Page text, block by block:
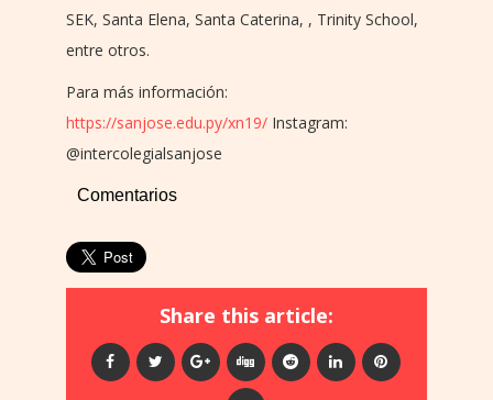
SEK, Santa Elena, Santa Caterina, , Trinity School,
entre otros.
Para más información:
https://sanjose.edu.py/xn19/ Instagram:
@intercolegialsanjose
Comentarios
Share this article: